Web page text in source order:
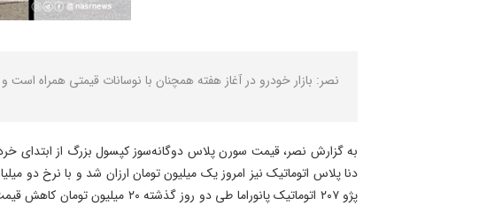
نصر: بازار خودرو در آغاز هفته همچنان با نوسانات قیمتی همراه
به گزارش نصر، قیمت سورن پلاس دوگانه‌سوز کپسول بزرگ از ابتدای خردادماه تاکنون ۵۵ میلیون تومان کاهش پیدا کرده و به یک میلیارد و
دنا پلاس اتوماتیک نیز امروز یک میلیون تومان ارزان شد و با نرخ دو میلیارد و ۶۴۰ میلیون تومان معامله
پژو ۲۰۷ اتوماتیک پانوراما طی دو روز گذشته ۲۰ میلیون تومان کاهش قیمت را ثبت کرده و دو میلیارد و ۶۹۰ میلیون تومان بفروش می‌رسد.